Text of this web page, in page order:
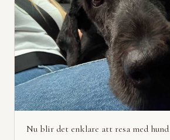
Nu blir det enklare att resa med